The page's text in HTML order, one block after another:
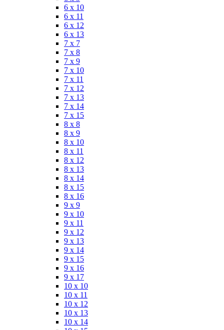
6 x 10
6 x 11
6 x 12
6 x 13
7 x 7
7 x 8
7 x 9
7 x 10
7 x 11
7 x 12
7 x 13
7 x 14
7 x 15
8 x 8
8 x 9
8 x 10
8 x 11
8 x 12
8 x 13
8 x 14
8 x 15
8 x 16
9 x 9
9 x 10
9 x 11
9 x 12
9 x 13
9 x 14
9 x 15
9 x 16
9 x 17
10 x 10
10 x 11
10 x 12
10 x 13
10 x 14